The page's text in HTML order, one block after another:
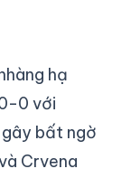
hạ
0 với
gây bất ngờ
Crvena